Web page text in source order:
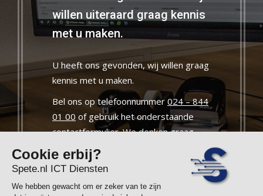
willen uiteraard graag kennis
met u maken.
U heeft ons gevonden, wij willen graag
kennis met u maken.
Bel ons op telefoonnummer 024 – 844
01 00 of gebruik het onderstaande
contactformulier. We denken graag
met u mee of doen u een vrijblijvende
aanbieding. En wilt u gewoon eens
kennismaken? Dan horen we graag van
u.